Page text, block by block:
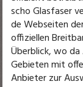
scho Glasfaser
de Webseiten
offiziellen
Überblick, wo
Gebieten mit
Anbieter zur